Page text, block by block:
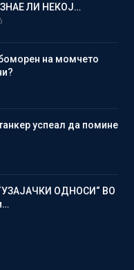
ЛИ НЕКОЈ…
на момчето
успеал да помине
ОДНОСИ“ ВО